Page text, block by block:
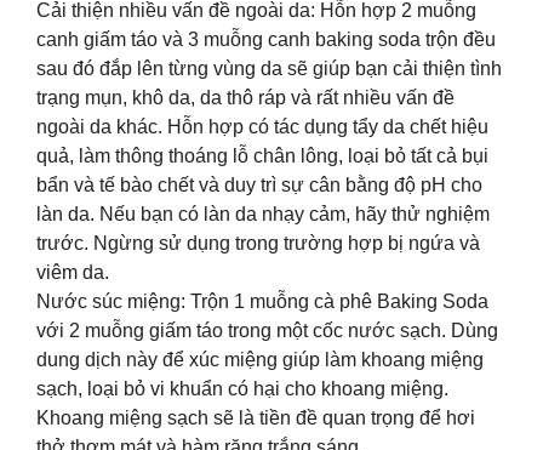
Cải thiện nhiều vấn đề ngoài da: Hỗn hợp 2 muỗng
canh giấm táo và 3 muỗng canh baking soda trộn đều
sau đó đắp lên từng vùng da sẽ giúp bạn cải thiện tình
trạng mụn, khô da, da thô ráp và rất nhiều vấn đề
ngoài da khác. Hỗn hợp có tác dụng tẩy da chết hiệu
quả, làm thông thoáng lỗ chân lông, loại bỏ tất cả bụi
bẩn và tế bào chết và duy trì sự cân bằng độ pH cho
làn da. Nếu bạn có làn da nhạy cảm, hãy thử nghiệm
trước. Ngừng sử dụng trong trường hợp bị ngứa và
viêm da.
Nước súc miệng: Trộn 1 muỗng cà phê Baking Soda
với 2 muỗng giấm táo trong một cốc nước sạch. Dùng
dung dịch này để xúc miệng giúp làm khoang miệng
sạch, loại bỏ vi khuẩn có hại cho khoang miệng.
Khoang miệng sạch sẽ là tiền đề quan trọng để hơi